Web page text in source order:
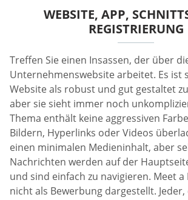
WEBSITE, APP,
REGISTRIERUNG
Treffen Sie einen Insassen, der über
Unternehmenswebsite arbeitet. Es ist
Website als robust und gut gestaltet
aber sie sieht immer noch
Thema enthält keine aggressiven
Bildern, Hyperlinks oder Videos
einen minimalen Medieninhalt, aber
Nachrichten werden auf der
und sind einfach zu navigieren. Meet
nicht als Bewerbung dargestellt. Jeder,